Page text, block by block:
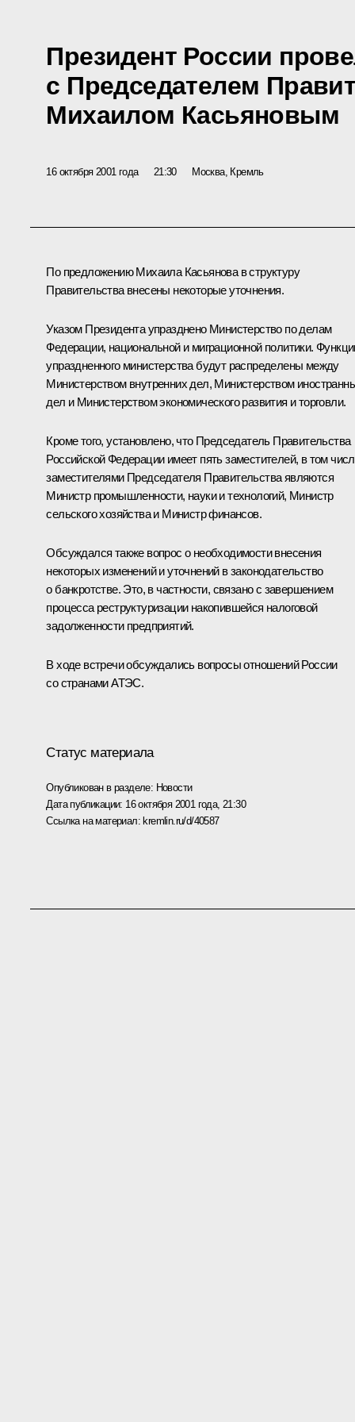
Президент России
с Председателем
Михаилом Касьяновым
16 октября 2001 года 21:30 Москва, Кремль
По предложению Михаила Касьянова в структуру
Правительства внесены некоторые уточнения.
Указом Президента упразднено Министерство по делам
Федерации, национальной и миграционной политики.
упраздненного министерства будут распределены между
Министерством внутренних дел, Министерством
дел и Министерством экономического развития и торговли.
Кроме того, установлено, что Председатель Правительства
Российской Федерации имеет пять заместителей, в том
заместителями Председателя Правительства являются
Министр промышленности, науки и технологий, Министр
сельского хозяйства и Министр финансов.
Обсуждался также вопрос о необходимости внесения
некоторых изменений и уточнений в законодательство
о банкротстве. Это, в частности, связано с завершением
процесса реструктуризации накопившейся налоговой
задолженности предприятий.
В ходе встречи обсуждались вопросы отношений России
со странами АТЭС.
Статус материала
Опубликован в разделе: Новости
Дата публикации: 16 октября 2001 года, 21:30
Ссылка на материал:kremlin.ru/d/40587